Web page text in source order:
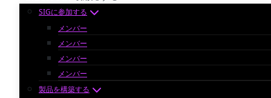
SIGに参加する
メンバー
メンバー
メンバー
メンバー
製品を構築する